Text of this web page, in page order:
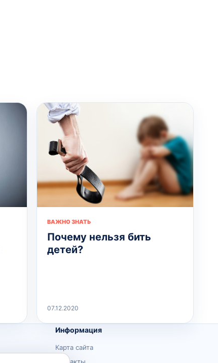
ВАЖНО ЗНАТЬ
Почему нельзя бить
детей?
07.12.2020
Информация
Карта сайта
Контакты